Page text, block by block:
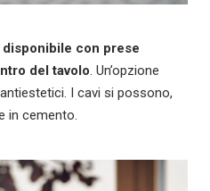
disponibile con prese
del tavolo. Un’opzione
I cavi si possono,
in cemento.